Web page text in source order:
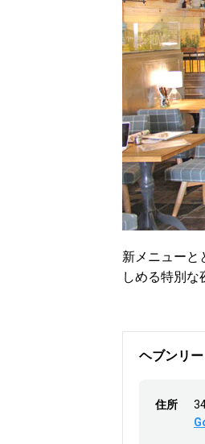
新メニューと
しめる特別な
ヘブンリ
住所